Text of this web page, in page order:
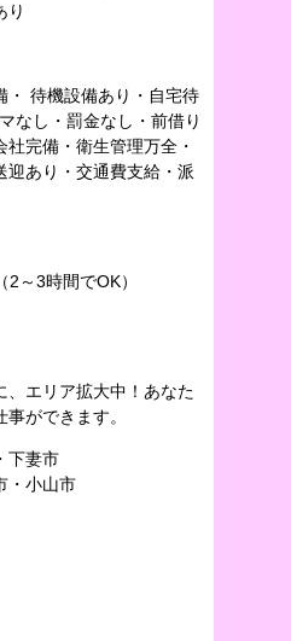
り
・ 待機設備あり・自宅待
なし・罰金なし・前借り
完備・衛生管理万全・
迎あり・交通費支給・派
～3時間でOK）
、エリア拡大中！あなた
ができます。
下妻市
小山市